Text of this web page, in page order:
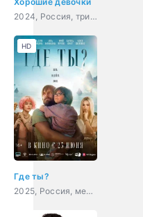
2024, Россия, триллер
Где ты?
2025, Россия, мелодрама
HD